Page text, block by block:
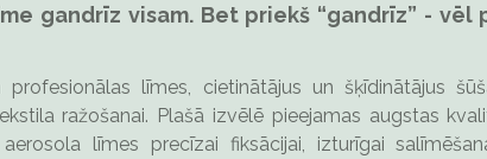
gandrīz visam. Bet priekš “gandrīz” - vēl
profesionālas līmes, cietinātājus un šķīdinātājus
ražošanai. Plašā izvēlē pieejamas augstas
līmes precīzai fiksācijai, izturīgai